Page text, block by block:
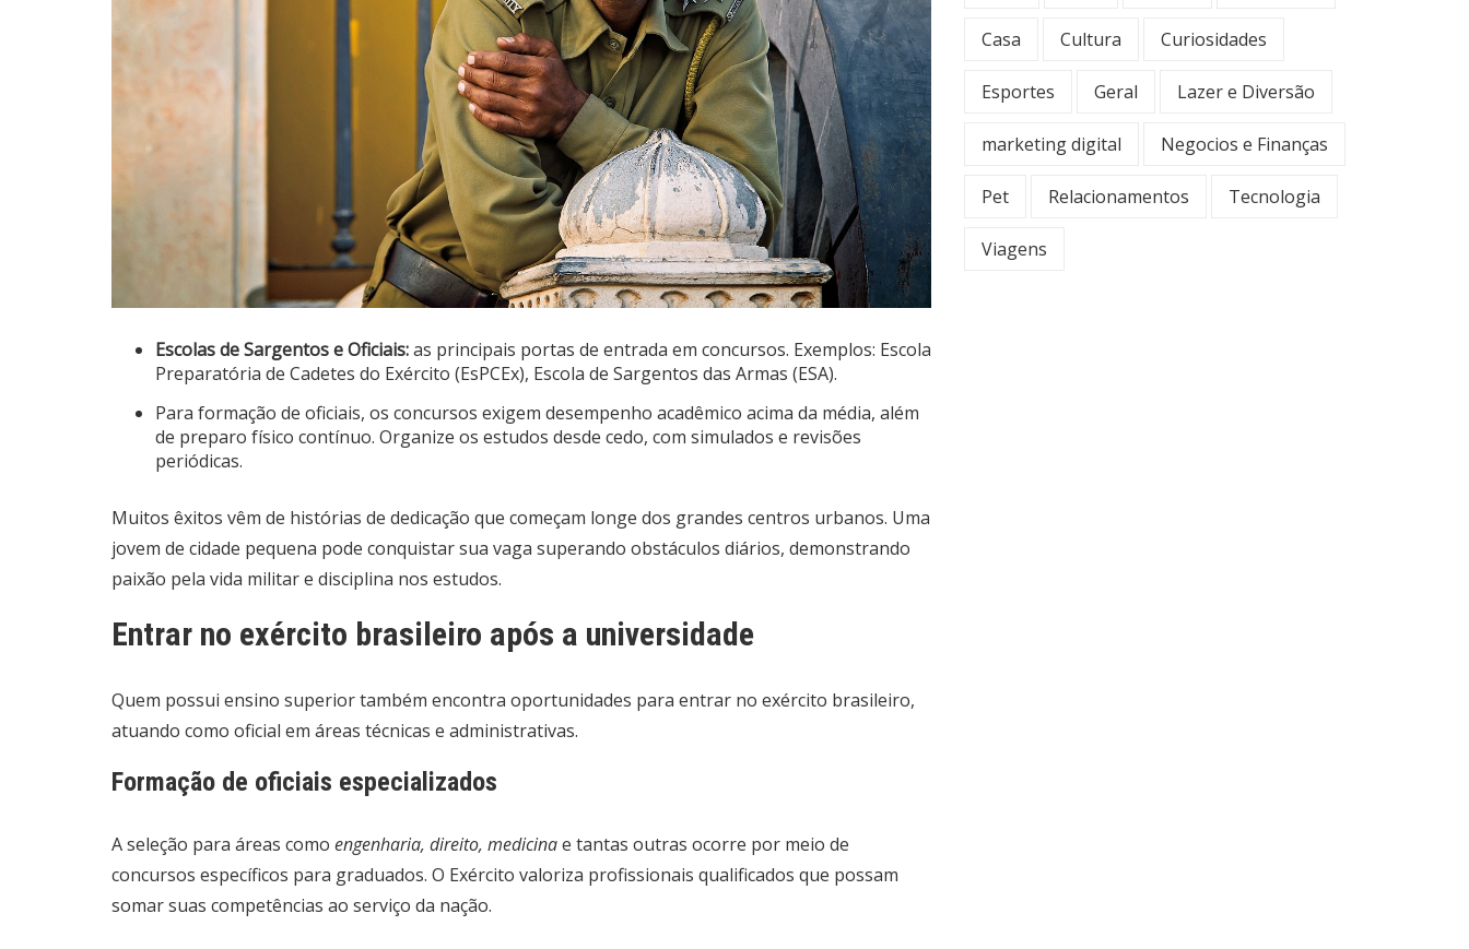
Escolas de Sargentos e Oficiais:as principais portas de entrada em concursos. Exemplos: Escola
Preparatória de Cadetes do Exército (EsPCEx), Escola de Sargentos das Armas (ESA).
Para formação de oficiais, os concursos exigem desempenho acadêmico acima da média, além
de preparo físico contínuo. Organize os estudos desde cedo, com simulados e revisões
periódicas.
Muitos êxitos vêm de histórias de dedicação que começam longe dos grandes centros urbanos. Uma
jovem de cidade pequena pode conquistar sua vaga superando obstáculos diários, demonstrando
paixão pela vida militar e disciplina nos estudos.
Entrar no exército brasileiro após a universidade
Quem possui ensino superior também encontra oportunidades para entrar no exército brasileiro,
atuando como oficial em áreas técnicas e administrativas.
Formação de oficiais especializados
A seleção para áreas como engenharia, direito, medicinae tantas outras ocorre por meio de
concursos específicos para graduados. O Exército valoriza profissionais qualificados que possam
somar suas competências ao serviço da nação.
Casa Cultura Curiosidades
Esportes Geral Lazer e Diversão
marketing digital Negocios e Finanças
Pet Relacionamentos Tecnologia
Viagens